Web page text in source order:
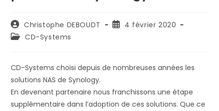
Auteur/autrice
de
la
Christophe DEBOUDT
Publication
4 février 2020
PostCD-Systems
CD-Systems choisi depuis de nombreuses années les
solutions NAS de Synology.
En devenant partenaire nous franchissons une étape
supplémentaire dans l’adoption de ces solutions. Que ce